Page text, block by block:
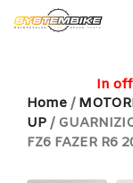
Home
Home /
UP /
FZ6 FAZER R6
In